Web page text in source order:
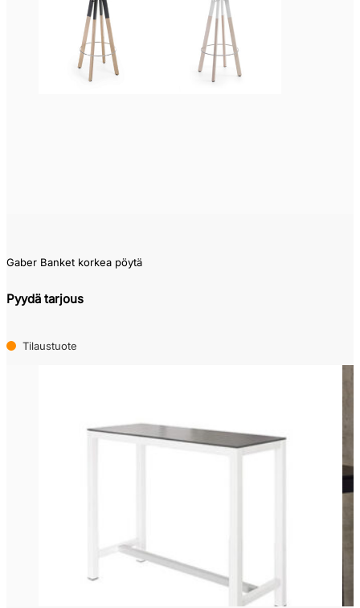
Gaber Banket korkea pöytä
Pyydä tarjous
Tilaustuote